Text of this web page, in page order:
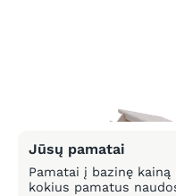
Jūsų pamatai
Pamatai į bazinę
kokius pamatus